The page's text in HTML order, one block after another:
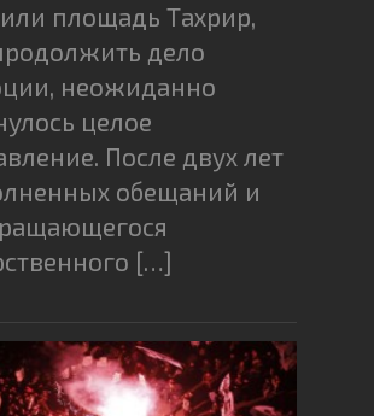
площадь Тахрир,
дело
неожиданно
целое
После двух лет
обещаний и
[…]